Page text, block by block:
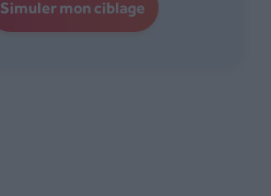
Simuler mon ciblage